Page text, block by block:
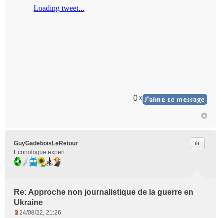
0 x
GuyGadeboisLeRetour
Econologue expert
Re: Approche non journalistique de la guerre en
Ukraine
Citer
24/08/22, 21:26